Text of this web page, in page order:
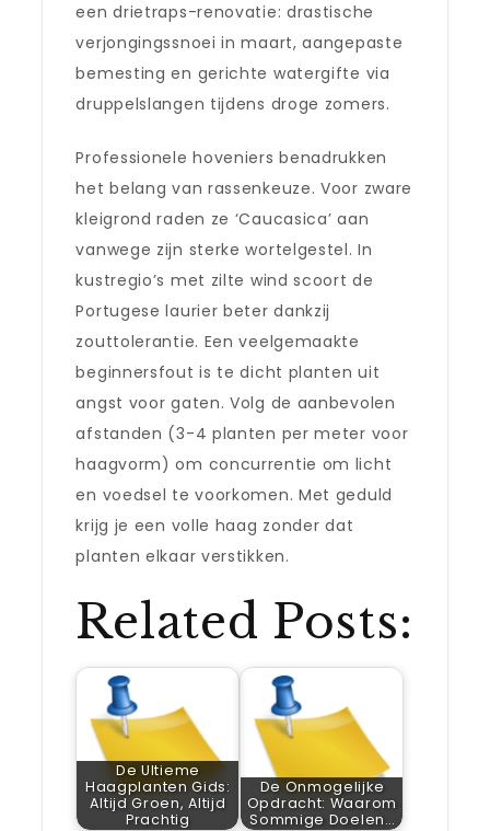
een drietraps-renovatie: drastische
verjongingssnoei in maart, aangepaste
bemesting en gerichte watergifte via
druppelslangen tijdens droge zomers.
Professionele hoveniers benadrukken
het belang van rassenkeuze. Voor zware
kleigrond raden ze ‘Caucasica’ aan
vanwege zijn sterke wortelgestel. In
kustregio’s met zilte wind scoort de
Portugese laurier beter dankzij
zouttolerantie. Een veelgemaakte
beginnersfout is te dicht planten uit
angst voor gaten. Volg de aanbevolen
afstanden (3-4 planten per meter voor
haagvorm) om concurrentie om licht
en voedsel te voorkomen. Met geduld
krijg je een volle haag zonder dat
planten elkaar verstikken.
Related Posts:
De Ultieme
Haagplanten Gids:
Altijd Groen, Altijd
Prachtig
De Onmogelijke
Opdracht: Waarom
Sommige Doelen…